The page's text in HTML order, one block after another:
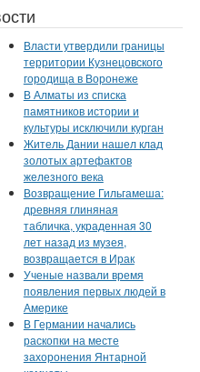
Власти утвердили границы
территории Кузнецовского
городища в Воронеже
В Алматы из списка
памятников истории и
культуры исключили курган
Житель Дании нашел клад
золотых артефактов
железного века
Возвращение Гильгамеша:
древняя глиняная
табличка, украденная 30
лет назад из музея,
возвращается в Ирак
Ученые назвали время
появления первых людей в
Америке
В Германии начались
раскопки на месте
захоронения Янтарной